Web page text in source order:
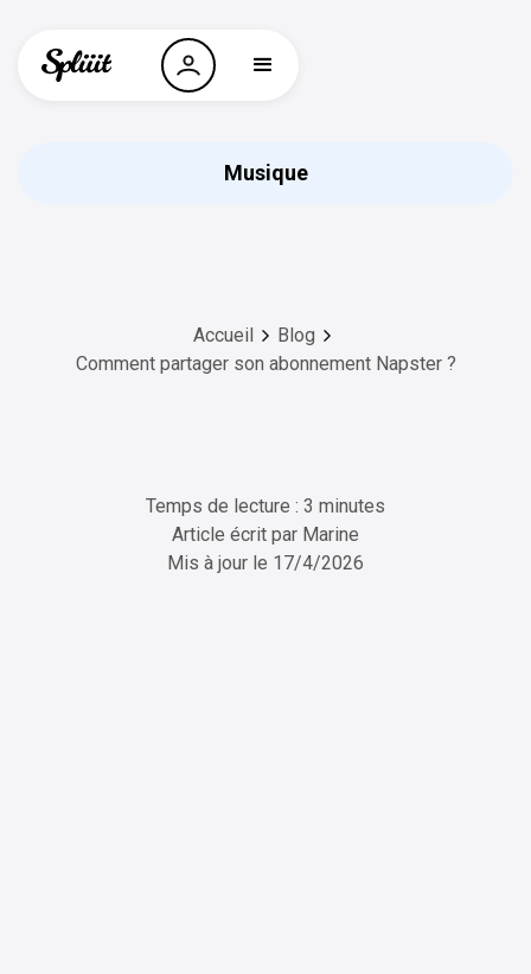
Musique
Accueil
Blog
Comment partager son abonnement Napster ?
Temps de lecture : 3 minutes
Article écrit par Marine
Mis à jour le 17/4/2026